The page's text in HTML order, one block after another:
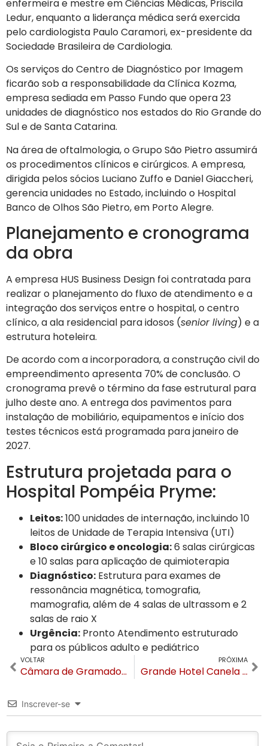
enfermeira e mestre em Ciências Médicas, Priscila
Ledur, enquanto a liderança médica será exercida
pelo cardiologista Paulo Caramori, ex-presidente da
Sociedade Brasileira de Cardiologia.
Os serviços do Centro de Diagnóstico por Imagem
ficarão sob a responsabilidade da Clínica Kozma,
empresa sediada em Passo Fundo que opera 23
unidades de diagnóstico nos estados do Rio Grande do
Sul e de Santa Catarina.
Na área de oftalmologia, o Grupo São Pietro assumirá
os procedimentos clínicos e cirúrgicos. A empresa,
dirigida pelos sócios Luciano Zuffo e Daniel Giaccheri,
gerencia unidades no Estado, incluindo o Hospital
Banco de Olhos São Pietro, em Porto Alegre.
Planejamento e cronograma
da obra
A empresa HUS Business Design foi contratada para
realizar o planejamento do fluxo de atendimento e a
integração dos serviços entre o hospital, o centro
clínico, a ala residencial para idosos (senior living) e a
estrutura hoteleira.
De acordo com a incorporadora, a construção civil do
empreendimento apresenta 70% de conclusão. O
cronograma prevê o término da fase estrutural para
julho deste ano. A entrega dos pavimentos para
instalação de mobiliário, equipamentos e início dos
testes técnicos está programada para janeiro de
2027.
Estrutura projetada para o
Hospital Pompéia Pryme:
Leitos:100 unidades de internação, incluindo 10
leitos de Unidade de Terapia Intensiva (UTI)
Bloco cirúrgico e oncologia:6 salas cirúrgicas
e 10 salas para aplicação de quimioterapia
Diagnóstico: Estrutura para exames de
ressonância magnética, tomografia,
mamografia, além de 4 salas de ultrassom e 2
salas de raio X
Urgência: Pronto Atendimento estruturado
para os públicos adulto e pediátrico
VOLTAR
Câmara de Gramado aprova regras para antenas de telefonia, correção de nome de rua e apoio à Brigada Militar
PRÓXIMA
Grande Hotel Canela lança feijoada semanal aos sábados e apresenta nova gestora de gastronomia
Inscrever-se